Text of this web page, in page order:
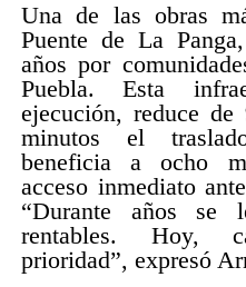
Una de las obras
Puente de La
años por
Puebla. Esta
ejecución, reduce
minutos el
beneficia a ocho
acceso inmediato
“Durante años
rentables. Hoy,
prioridad”, expresó